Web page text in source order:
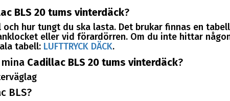
BLS 20 tums vinterdäck?
hur tungt du ska lasta. Det brukar finnas en
eller vid förardörren. Om du inte hittar
tabell: LUFTTRYCK DÄCK.
Cadillac BLS 20 tums vinterdäck?
BLS?